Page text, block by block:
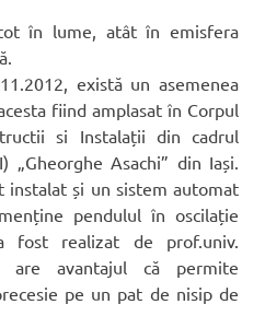
în lume, atât în emisfera
există un asemenea
fiind amplasat în Corpul
si Instalații din cadrul
„Gheorghe Asachi” din Iași.
instalat și un sistem automat
pendulul în oscilație
fost realizat de prof.univ.
are avantajul că permite
pe un pat de nisip de